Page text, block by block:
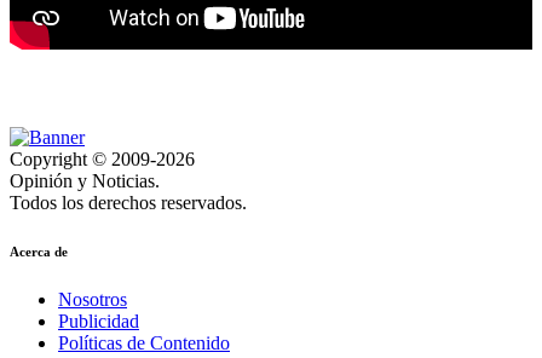
Copyright © 2009-2026
Opinión y Noticias.
Todos los derechos reservados.
Acerca de
Nosotros
Publicidad
Políticas de Contenido